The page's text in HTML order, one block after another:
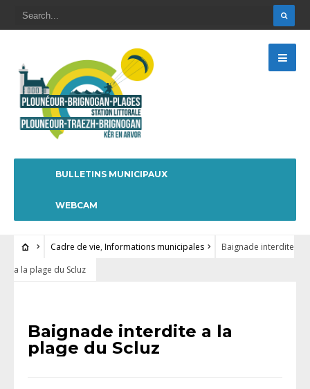
BULLETINS MUNICIPAUX
WEBCAM
Cadre de vie, Informations municipales
Baignade interdite
a la plage du Scluz
Baignade interdite a la
plage du Scluz